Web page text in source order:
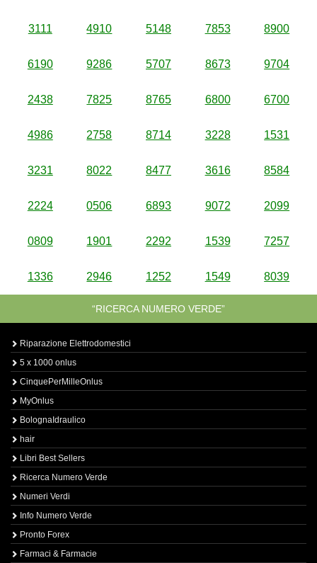
3111 4910 5148 7853 8900
6190 9286 5707 8673 9704
2438 7825 8765 6800 6700
4986 2758 8714 3228 1531
3231 8022 8477 3616 8584
2224 0506 6893 9072 2099
0809 1901 2292 1539 7257
1336 2946 1252 1549 8039
“RICERCA NUMERO VERDE”
Riparazione Elettrodomestici
5 x 1000 onlus
CinquePerMilleOnlus
MyOnlus
BolognaIdraulico
hair
Libri Best Sellers
Ricerca Numero Verde
Numeri Verdi
Info Numero Verde
Pronto Forex
Farmaci & Farmacie